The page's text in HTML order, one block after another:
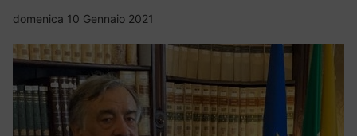
domenica 10 Gennaio 2021